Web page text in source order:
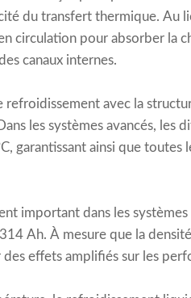
du transfert thermique. Au
circulation pour absorber la
canaux internes.
avec la
les systèmes avancés, les
garantissant ainsi que toutes
important dans les
Ah. À mesure que la
effets amplifiés sur les